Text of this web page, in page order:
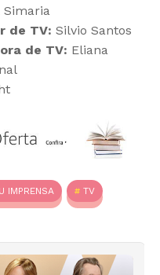
Simaria
de TV: Silvio Santos
de TV: Eliana
IMPRENSA TV